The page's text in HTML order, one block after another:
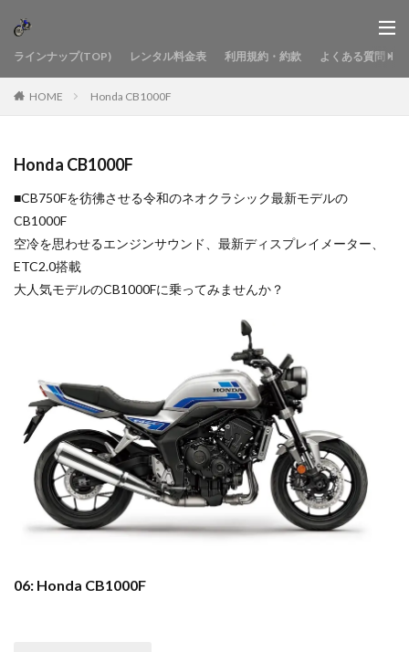
ラインナップ(TOP) レンタル料金表 利用規約・約款 よくある質問
HOME Honda CB1000F
Honda CB1000F
■CB750Fを彷彿させる令和のネオクラシック最新モデルの
CB1000F
空冷を思わせるエンジンサウンド、最新ディスプレイメーター、
ETC2.0搭載
大人気モデルのCB1000Fに乗ってみませんか？
06: Honda CB1000F